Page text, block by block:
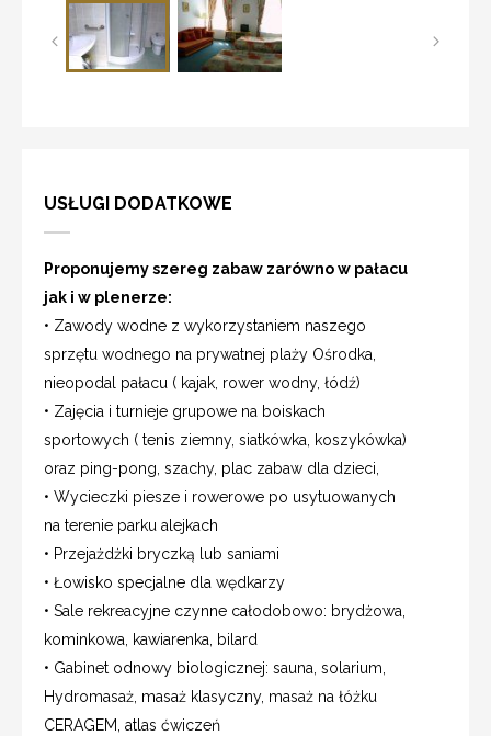
USŁUGI DODATKOWE
Proponujemy szereg zabaw zarówno w pałacu
jak i w plenerze:
• Zawody wodne z wykorzystaniem naszego
sprzętu wodnego na prywatnej plaży Ośrodka,
nieopodal pałacu ( kajak, rower wodny, łódź)
• Zajęcia i turnieje grupowe na boiskach
sportowych ( tenis ziemny, siatkówka, koszykówka)
oraz ping-pong, szachy, plac zabaw dla dzieci,
• Wycieczki piesze i rowerowe po usytuowanych
na terenie parku alejkach
• Przejażdżki bryczką lub saniami
• Łowisko specjalne dla wędkarzy
• Sale rekreacyjne czynne całodobowo: brydżowa,
kominkowa, kawiarenka, bilard
• Gabinet odnowy biologicznej: sauna, solarium,
Hydromasaż, masaż klasyczny, masaż na łóżku
CERAGEM, atlas ćwiczeń